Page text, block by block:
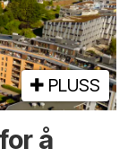
PLUSS
å